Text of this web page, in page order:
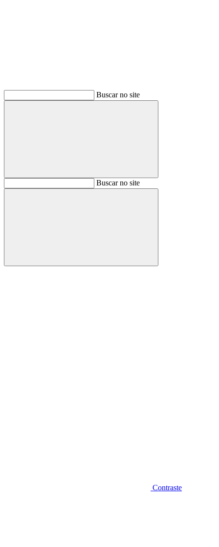
Buscar no site
BuscarBuscar no site
Buscar
Contraste